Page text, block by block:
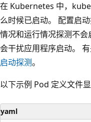
在 Kubernetes 中，
么时候已启动。 配置启
情况和运行情况探测不
会干扰应用程序启动。
启动探测。
以下示例 Pod 定义文件
yaml